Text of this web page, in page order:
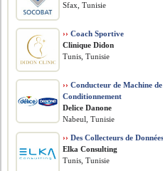
Sfax, Tunisie
›› Coach Sportive
Clinique Didon
Tunis, Tunisie
›› Conducteur de Machine de
Conditionnement
Delice Danone
Nabeul, Tunisie
›› Des Collecteurs de Données
Elka Consulting
Tunis, Tunisie